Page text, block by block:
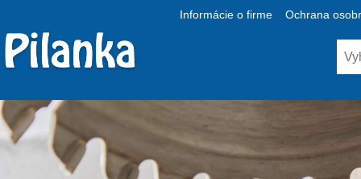
Informácie o firme Ochrana